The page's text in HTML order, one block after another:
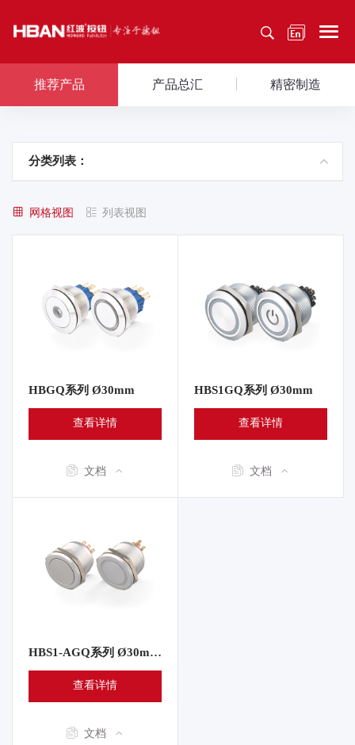
推荐产品 产品总汇 精密制造
分类列表：
网格视图 列表视图
HBGQ系列 Ø30mm
查看详情
文档
HBS1GQ系列 Ø30mm
查看详情
文档
HBS1-AGQ系列 Ø30mm Ø35mm
查看详情
文档